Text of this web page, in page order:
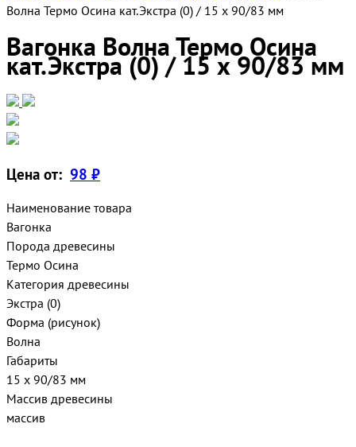
Волна Термо Осина кат.Экстра (0) / 15 х 90/83 мм
Вагонка Волна Термо Осина
кат.Экстра (0) / 15 х 90/83 мм
Цена от: 98 ₽
Наименование товара
Вагонка
Порода древесины
Термо Осина
Категория древесины
Экстра (0)
Форма (рисунок)
Волна
Габариты
15 х 90/83 мм
Массив древесины
массив